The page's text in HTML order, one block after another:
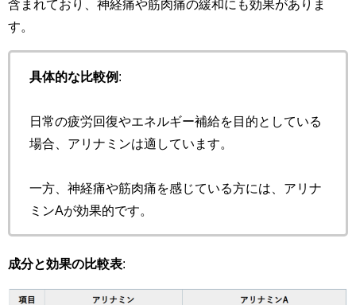
含まれており、神経痛や筋肉痛の緩和にも効果がありま
す。
具体的な比較例 :
日常の疲労回復やエネルギー補給を目的としている
場合、アリナミンは適しています。
一方、神経痛や筋肉痛を感じている方には、アリナ
ミンAが効果的です。
成分と効果の比較表: